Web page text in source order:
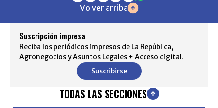
Volver arriba
Suscripción impresa
Reciba los periódicos impresos de La República,
Agronegocios y Asuntos Legales + Acceso digital.
Suscribirse
TODAS LAS SECCIONES